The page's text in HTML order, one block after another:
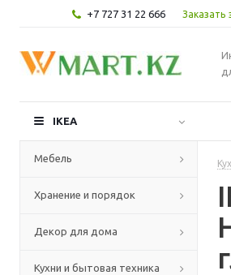
+7 727 31 22 666 Заказать
IKEA
Мебель
Хранение и порядок
Декор для дома
Кухни и бытовая техника